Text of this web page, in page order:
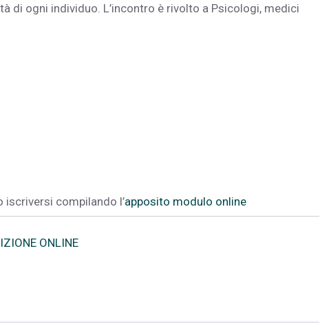
di ogni individuo. L’incontro è rivolto a Psicologi, medici
iscriversi compilando l’apposito modulo online
ONLINE